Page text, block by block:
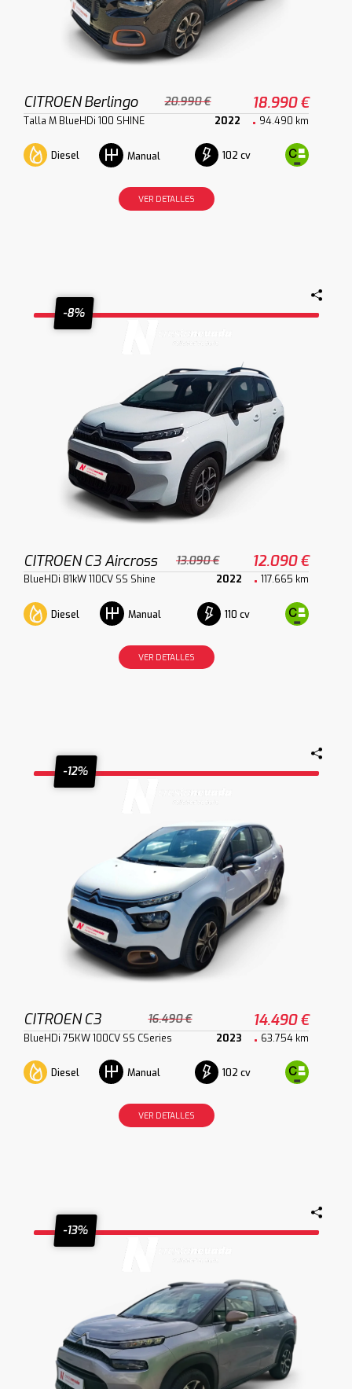
CITROEN Berlingo 20.990 € 18.990 €
Talla M BlueHDi 100 SHINE 2022 94.490 km
Diesel Manual 102 cv
VER DETALLES
-8%
CITROEN C3 Aircross 13.090 € 12.090 €
BlueHDi 81kW 110CV SS Shine 2022 117.665 km
Diesel Manual 110 cv
VER DETALLES
-12%
CITROEN C3 16.490 € 14.490 €
BlueHDi 75KW 100CV SS CSeries 2023 63.754 km
Diesel Manual 102 cv
VER DETALLES
-13%